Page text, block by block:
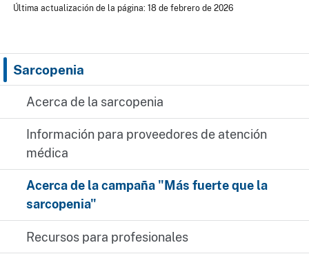
Sarcopenia
Acerca de la sarcopenia
Información para proveedores de atención
médica
Acerca de la campaña "Más fuerte que la
sarcopenia"
Recursos para profesionales
Última actualización de la página: 18 de febrero de 2026